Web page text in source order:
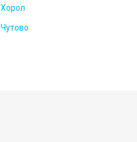
Хорол
Чутово